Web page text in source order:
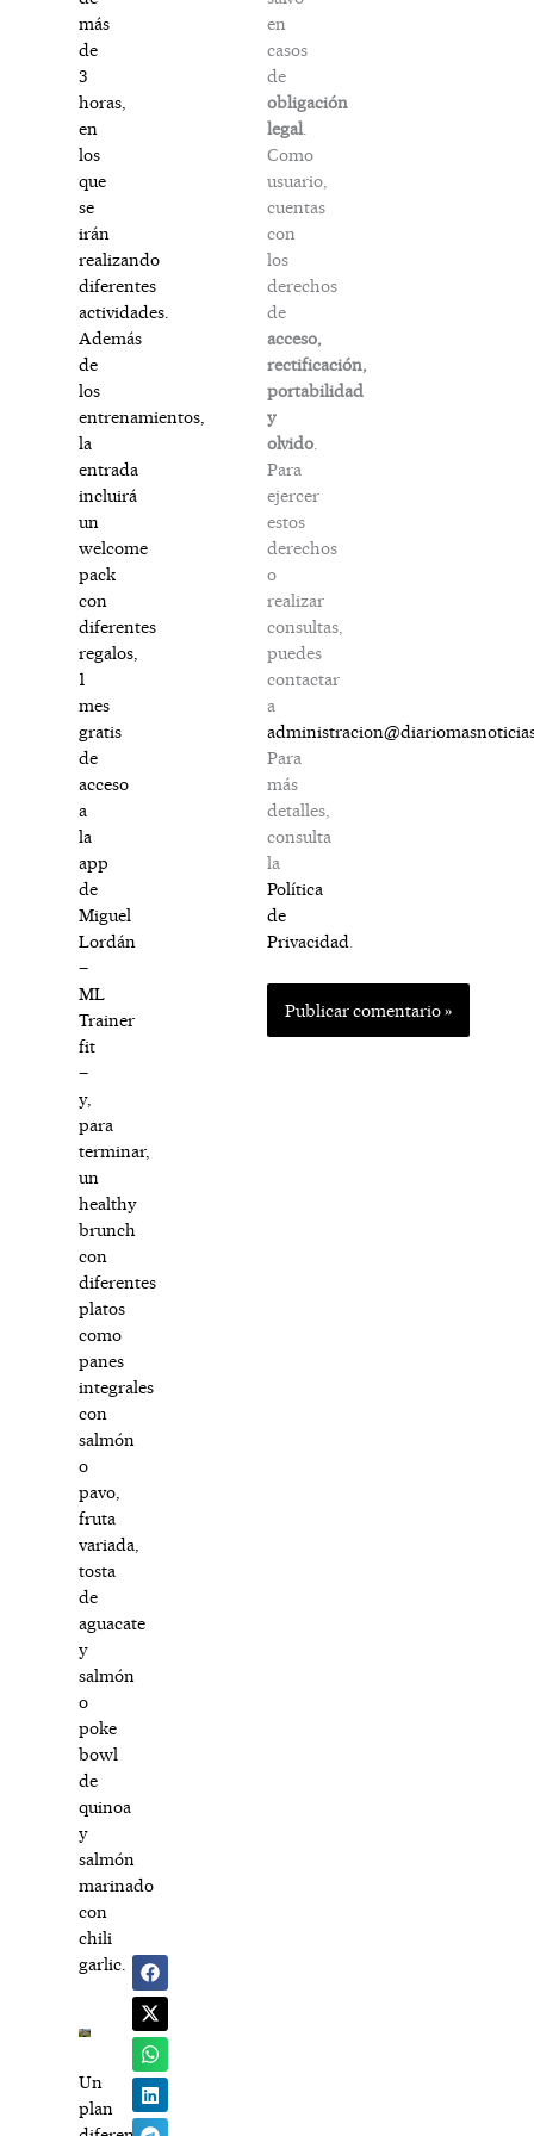
más
de
3
horas,
en
los
que
se
irán
realizando
diferentes
actividades.
Además
de
los
entrenamientos,
la
entrada
incluirá
un
welcome
pack
con
diferentes
regalos,
1
mes
gratis
de
acceso
a
la
app
de
Miguel
Lordán
–
ML
Trainer
fit
–
y,
para
terminar,
un
healthy
brunch
con
diferentes
platos
como
panes
integrales
con
salmón
o
pavo,
fruta
variada,
tosta
de
aguacate
y
salmón
o
poke
bowl
de
quinoa
y
salmón
marinado
con
chili
garlic.
Un
plan
en
casos
de
obligación
legal.
Como
usuario,
cuentas
con
los
derechos
de
acceso,
rectificación,
portabilidad
y
olvido.
Para
ejercer
estos
derechos
o
realizar
consultas,
puedes
contactar
a
Para
más
detalles,
consulta
la
Política
de
Privacidad